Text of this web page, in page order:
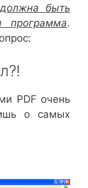
должна быть
программа.
PDF очень
о самых